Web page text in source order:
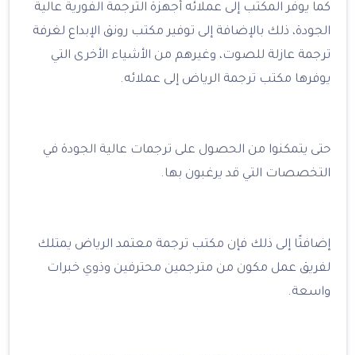
كما يوفر المكتب إلى عملائه أجهزة الترجمة الفورية عالية
الجودة، ذلك بالإضافة إلى توفير مكتب رونق الإبداع لغرفة
ترجمة عازلة للصوت، وغيرهم من الأشياء الأخرى التي
يوفرها مكتب ترجمة الرياض إلى عملائه.
حتى يتمكنوا من الحصول على ترجمات عالية الجودة في
التخصصات التي قد يرغبون بها.
إضافتًا إلى ذلك فإن مكتب ترجمة معتمد الرياض يمتلك
لفريق عمل مكون من مترجمين محترفين وذوي خبرات
واسعة.